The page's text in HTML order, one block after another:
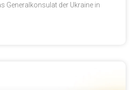
Generalkonsulat der Ukraine in